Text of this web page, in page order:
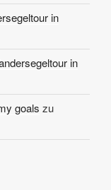
in
in
goals zu